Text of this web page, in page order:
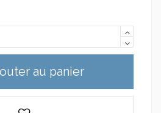
au panier